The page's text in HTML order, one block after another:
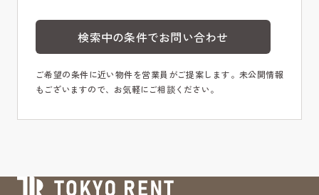
検索中の条件でお問い合わせ
ご希望の条件に近い物件を営業員がご提案します。未公開情報
もございますので、お気軽にご相談ください。